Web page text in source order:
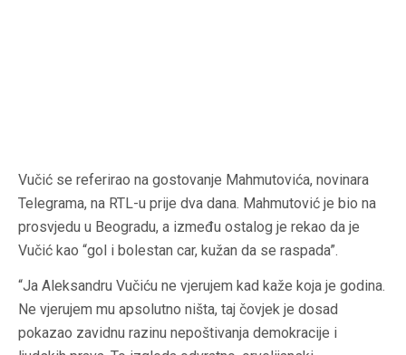
Vučić se referirao na gostovanje Mahmutovića, novinara
Telegrama, na RTL-u prije dva dana. Mahmutović je bio na
prosvjedu u Beogradu, a između ostalog je rekao da je
Vučić kao “gol i bolestan car, kužan da se raspada”.
“Ja Aleksandru Vučiću ne vjerujem kad kaže koja je godina.
Ne vjerujem mu apsolutno ništa, taj čovjek je dosad
pokazao zavidnu razinu nepoštivanja demokracije i